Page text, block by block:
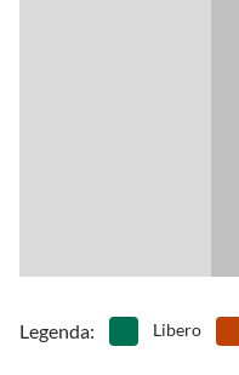
Legenda: Libero